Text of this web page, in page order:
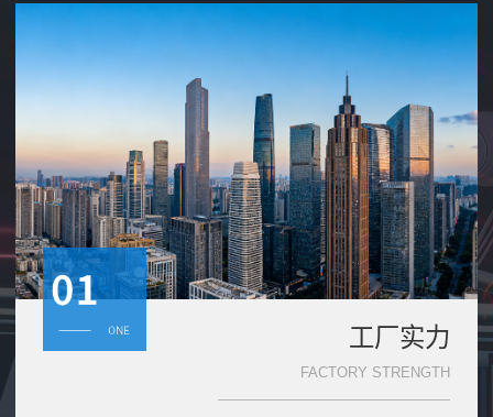
工厂实力
FACTORY STRENGTH